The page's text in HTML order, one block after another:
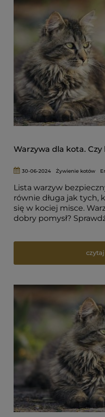
Warzywa dla kota.
30-06-2024 Żywienie kotów
Lista warzyw
równie długa jak tych,
się w kociej misce.
dobry pomysł?
czytaj